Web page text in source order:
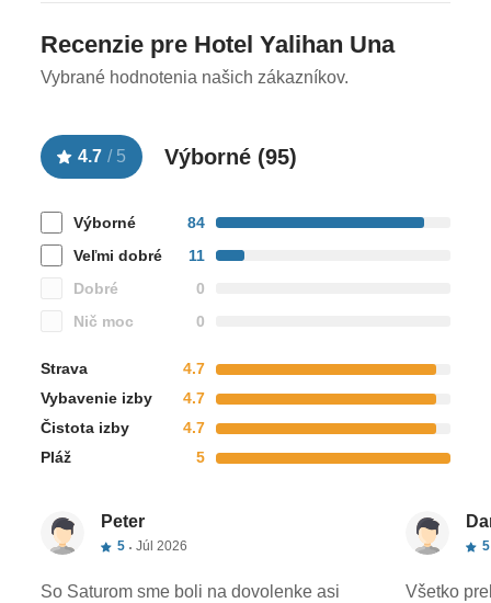
Recenzie pre Hotel Yalihan Una
Vybrané hodnotenia našich zákazníkov.
4.7 / 5 Výborné (95)
Výborné
84
Veľmi dobré
11
Dobré
0
Nič moc
0
Strava
4.7
Vybavenie izby
4.7
Čistota izby
4.7
Pláž
5
Peter
5 Júl 2026
So Saturom sme boli na dovolenke asi
5
Všetko